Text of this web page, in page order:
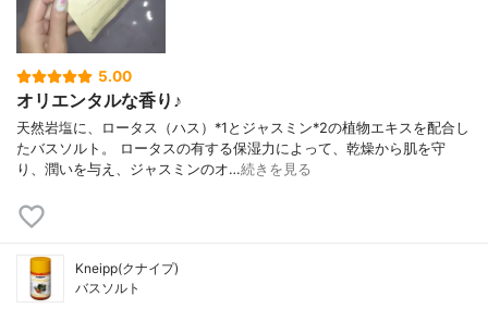
5.00
オリエンタルな香り♪
天然岩塩に、ロータス（ハス）*1とジャスミン*2の植物エキスを配合し
たバスソルト。 ロータスの有する保湿力によって、乾燥から肌を守
り、潤いを与え、ジャスミンのオ…続きを見る
Kneipp(クナイプ)
バスソルト